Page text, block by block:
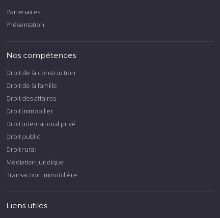
Partenaires
Présentation
Nos compétences
Droit de la construction
Droit de la famille
Droit des affaires
Droit immobilier
Droit international privé
Droit public
Droit rural
Médiation juridique
Transaction immobilière
Liens utiles